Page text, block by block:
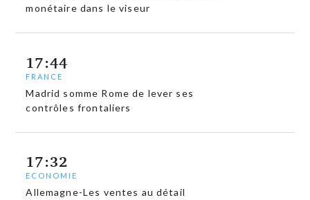
monétaire dans le viseur
17:44
FRANCE
Madrid somme Rome de lever ses
contrôles frontaliers
17:32
ECONOMIE
Allemagne-Les ventes au détail